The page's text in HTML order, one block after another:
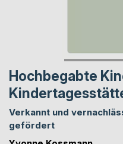
Hochbegabte
Verkannt und
gefördert